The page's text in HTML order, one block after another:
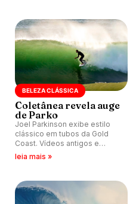
BELEZA CLÁSSICA
Coletânea revela auge
de Parko
Joel Parkinson exibe estilo
clássico em tubos da Gold
Coast. Vídeos antigos e
recentes revelam momentos
leia mais »